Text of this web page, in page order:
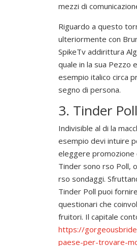
mezzi di
Riguardo a questo
ulteriormente con
SpikeTv addirittura
quale in la sua Pezzo
esempio italico circa
segno di persona.
3. Tinder Poll
Indivisible al di la
esempio devi intuire
eleggere promozione
Tinder sono rso Poll,
rso sondaggi.
Tinder Poll puoi
questionari che
fruitori. Il capitale
https://
paese-per-trovare-